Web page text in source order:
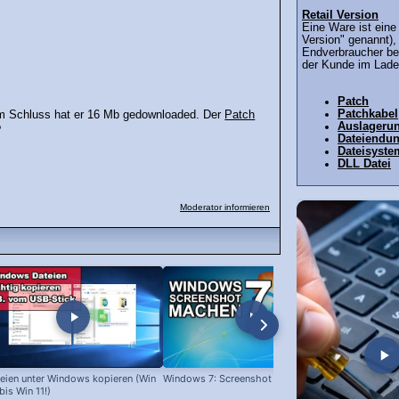
Schluss hat er 16 Mb gedownloaded. Der Patch
Moderator informieren
unter Windows kopieren (Win
Win 11!)
Windows 7: Screenshot machen Programme
Retail Version
Eine Ware ist
Version"
Endverbraucher
der Kunde im
Patch
Patchkabel
DLL Datei